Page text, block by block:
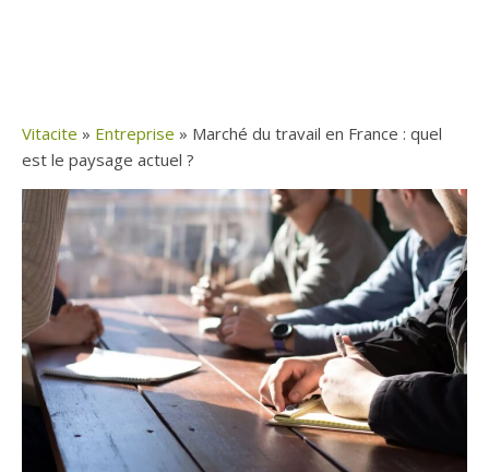
Vitacite » Entreprise » Marché du travail en France : quel
est le paysage actuel ?